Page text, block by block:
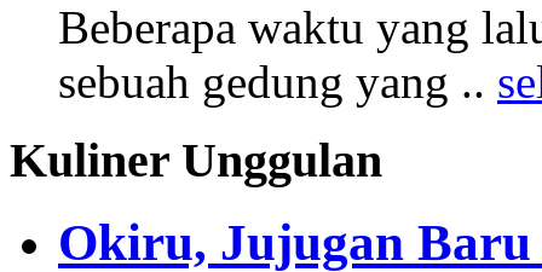
Beberapa waktu yang
sebuah gedung yang ..
Kuliner Unggulan
Okiru, Jujugan Baru